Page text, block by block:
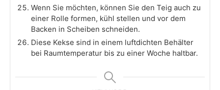
Wenn Sie möchten, können Sie den Teig auch zu
einer Rolle formen, kühl stellen und vor dem
Backen in Scheiben schneiden.
Diese Kekse sind in einem luftdichten Behälter
bei Raumtemperatur bis zu einer Woche haltbar.